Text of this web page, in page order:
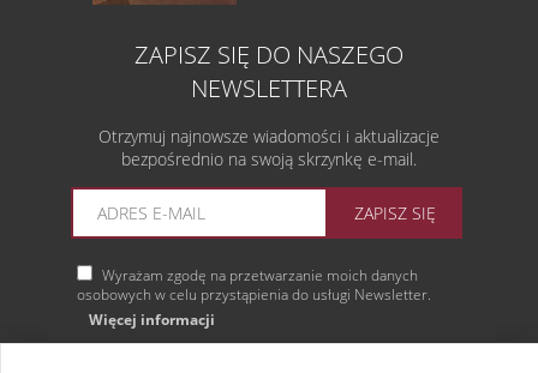
ZAPISZ SIĘ DO NASZEGO
NEWSLETTERA
Otrzymuj najnowsze wiadomości i aktualizacje
bezpośrednio na swoją skrzynkę e-mail.
ZAPISZ SIĘ
Wyrażam zgodę na przetwarzanie moich danych
osobowych w celu przystąpienia do usługi Newsletter.
Więcej informacji